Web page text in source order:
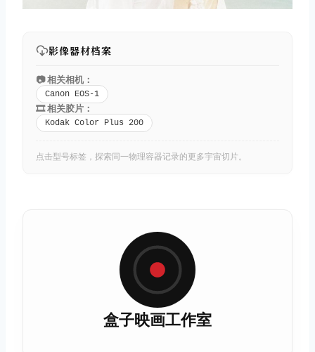
影像器材档案
📷 相关相机：
Canon EOS-1
🎞️ 相关胶片：
Kodak Color Plus 200
点击型号标签，探索同一物理容器记录的更多宇宙切片。
盒子映画工作室